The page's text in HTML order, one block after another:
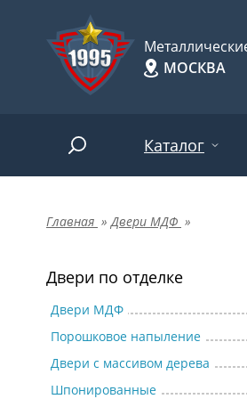
МОСКВА
Каталог
Двери по отделке
Двери по
Двери по
Главная » Двери МДФ »
Двери по отделке
Двери МДФ
Порошковое напыление
Двери с массивом дерева
Шпонированные